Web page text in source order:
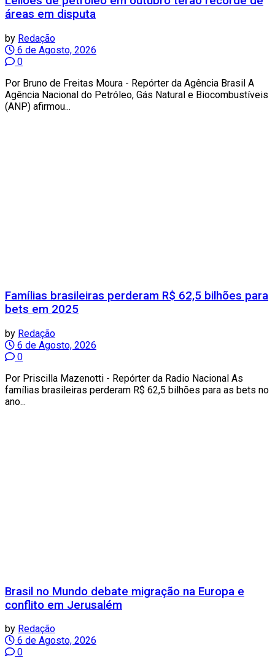
áreas em disputa
by Redação
6 de Agosto, 2026
0
Por Bruno de Freitas Moura - Repórter da Agência Brasil A
Agência Nacional do Petróleo, Gás Natural e Biocombustíveis
(ANP) afirmou...
Famílias brasileiras perderam R$ 62,5 bilhões para
bets em 2025
by Redação
6 de Agosto, 2026
0
Por Priscilla Mazenotti - Repórter da Radio Nacional As
famílias brasileiras perderam R$ 62,5 bilhões para as bets no
ano...
Brasil no Mundo debate migração na Europa e
conflito em Jerusalém
by Redação
6 de Agosto, 2026
0